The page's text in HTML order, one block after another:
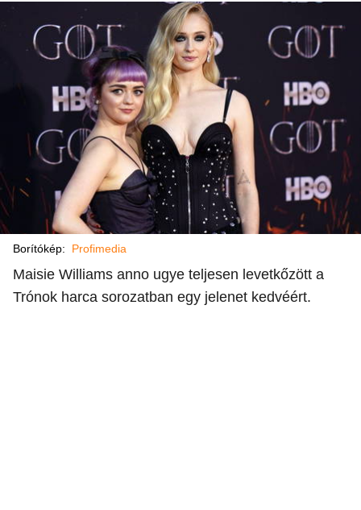
Borítókép: Profimedia
Maisie Williams anno ugye teljesen levetkőzött a
Trónok harca sorozatban egy jelenet kedvéért.